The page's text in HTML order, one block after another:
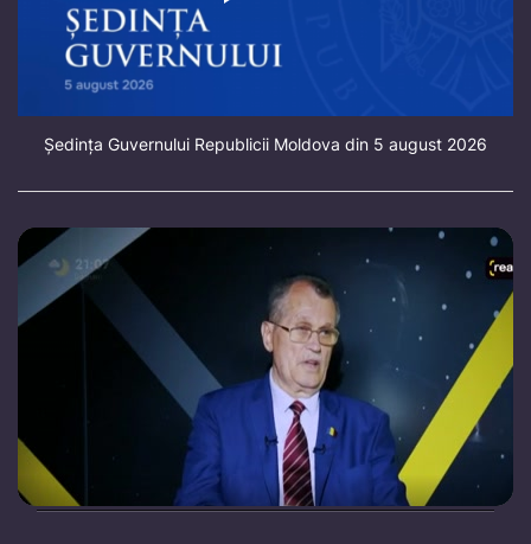
Ședința Guvernului Republicii Moldova din 5 august 2026